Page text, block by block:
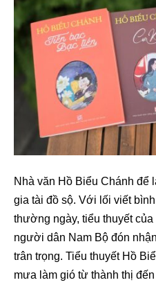
Nhà văn Hồ Biểu Chánh để
gia tài đồ sộ. Với lối viết
thường ngày, tiểu thuyết
người dân Nam Bộ đón
trân trọng. Tiểu thuyết Hồ
mưa làm gió từ thành thị